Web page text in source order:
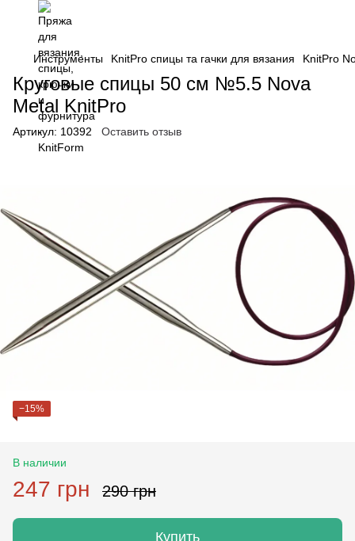
Инструменты KnitPro спицы та гачки для вязания KnitPro
Круговые спицы 50 см №5.5 Nova
Metal KnitPro
Артикул: 10392 Оставить отзыв
−15%
В наличии
247 грн 290 грн
Купить